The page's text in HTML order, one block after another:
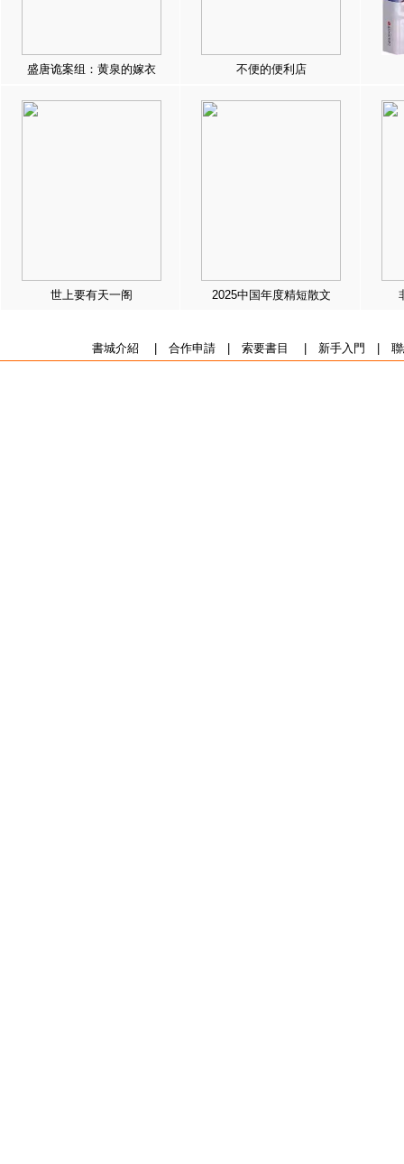
盛唐诡案组：黄泉的嫁衣 不便的便利店
世上要有天一阁 2025中国年度精短散文
書城介紹 合作申請| 索要書目 新手入門